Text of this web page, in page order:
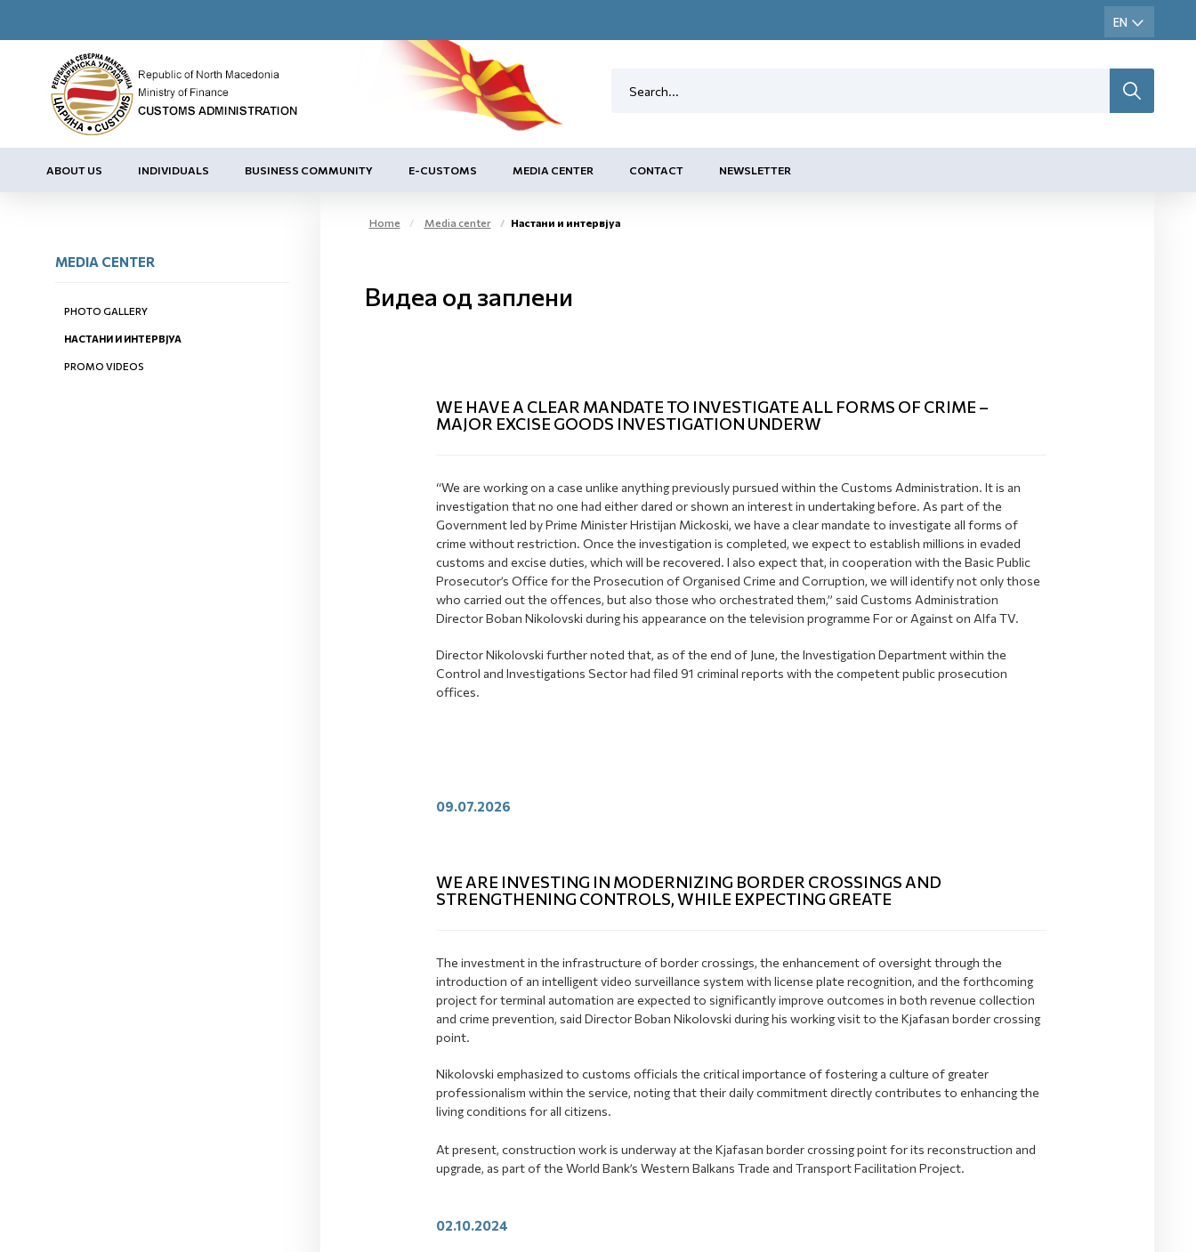
ABOUT US INDIVIDUALS BUSINESS COMMUNITY E-CUSTOMS MEDIA CENTER CONTACT NEWSLETTER
MEDIA CENTER
PHOTO GALLERY
НАСТАНИ И ИНТЕРВЈУА
PROMO VIDEOS
Home Media center Настани и интервјуа
Видеа од заплени
WE HAVE A CLEAR MANDATE TO INVESTIGATE ALL FORMS OF CRIME –
MAJOR EXCISE GOODS INVESTIGATION UNDERW
“We are working on a case unlike anything previously pursued within the Customs Administration. It is an
investigation that no one had either dared or shown an interest in undertaking before. As part of the
Government led by Prime Minister Hristijan Mickoski, we have a clear mandate to investigate all forms of
crime without restriction. Once the investigation is completed, we expect to establish millions in evaded
customs and excise duties, which will be recovered. I also expect that, in cooperation with the Basic Public
Prosecutor’s Office for the Prosecution of Organised Crime and Corruption, we will identify not only those
who carried out the offences, but also those who orchestrated them,” said Customs Administration
Director Boban Nikolovski during his appearance on the television programme For or Against on Alfa TV.
Director Nikolovski further noted that, as of the end of June, the Investigation Department within the
Control and Investigations Sector had filed 91 criminal reports with the competent public prosecution
offices.
09.07.2026
WE ARE INVESTING IN MODERNIZING BORDER CROSSINGS AND
STRENGTHENING CONTROLS, WHILE EXPECTING GREATE
The investment in the infrastructure of border crossings, the enhancement of oversight through the
introduction of an intelligent video surveillance system with license plate recognition, and the forthcoming
project for terminal automation are expected to significantly improve outcomes in both revenue collection
and crime prevention, said Director Boban Nikolovski during his working visit to the Kjafasan border crossing
point.
Nikolovski emphasized to customs officials the critical importance of fostering a culture of greater
professionalism within the service, noting that their daily commitment directly contributes to enhancing the
living conditions for all citizens.
At present, construction work is underway at the Kjafasan border crossing point for its reconstruction and
upgrade, as part of the World Bank’s Western Balkans Trade and Transport Facilitation Project.
02.10.2024